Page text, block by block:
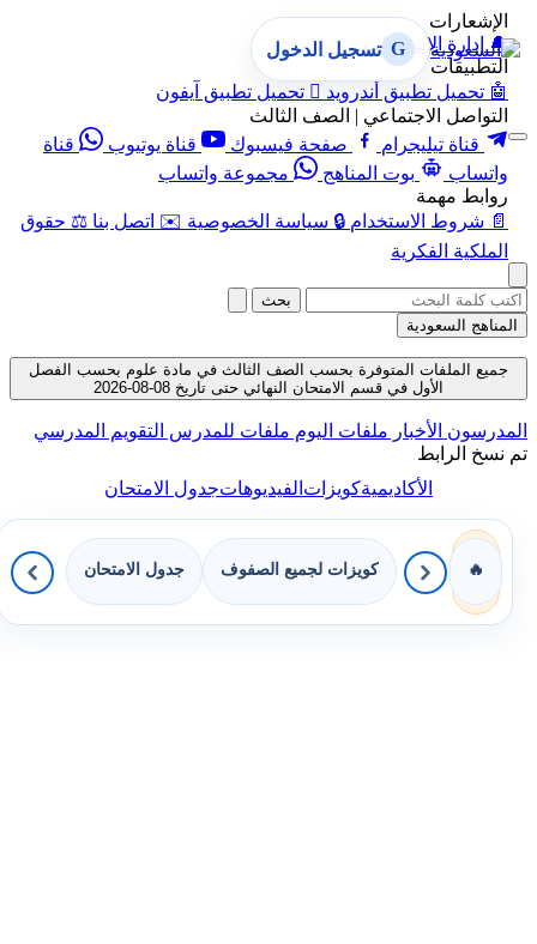
الإشعارات
🔔 إدارة الإشعارات
التطبيقات
🤖 تحميل تطبيق أندرويد  تحميل تطبيق آيفون
التواصل الاجتماعي | الصف الثالث
قناة تيليجرام
صفحة فيسبوك قناة يوتيوب
قناة
واتساب
بوت المناهج
مجموعة واتساب
روابط مهمة
📄 شروط الاستخدام 🔒 سياسة الخصوصية ✉️ اتصل بنا ⚖️ حقوق
الملكية الفكرية
G تسجيل الدخول
بحث
المناهج السعودية
جميع الملفات المتوفرة بحسب الصف الثالث في مادة علوم بحسب الفصل
الأول في قسم الامتحان النهائي حتى تاريخ 08-08-2026
المدرسون الأخبار ملفات اليوم ملفات للمدرس التقويم المدرسي
تم نسخ الرابط
الأكاديميةكويزاتالفيديوهاتجدول الامتحان
🔥 كويزات لجميع الصفوف جدول الامتحان